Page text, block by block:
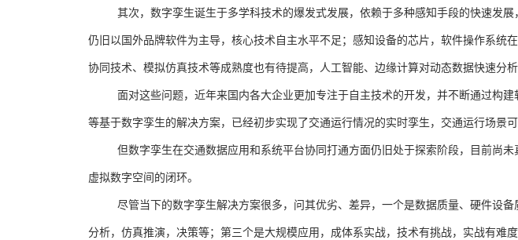
其次，数字孪生诞生于多学科技术的爆发式发展，依赖于多种感知手段的快速发
仍旧以国外品牌软件为主导，核心技术自主水平不足；感知设备的芯片，软件操作系
协同技术、模拟仿真技术等成熟度也有待提高，人工智能、边缘计算对动态数据快速分析
面对这些问题，近年来国内各大企业更加专注于自主技术的开发，并不断通过构
等基于数字孪生的解决方案，已经初步实现了交通运行情况的实时孪生，交通运行场景可
但数字孪生在交通数据应用和系统平台协同打通方面仍旧处于探索阶段，目前尚
虚拟数字空间的闭环。
尽管当下的数字孪生解决方案很多，问其优劣、差异，一个是数据质量、硬件设
分析，仿真推演，决策等；第三个是大规模应用，成体系实战，技术有挑战，实战有难